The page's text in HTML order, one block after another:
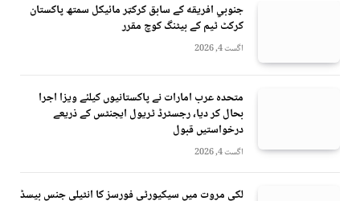
جنوبي افريقه کے سابق کرکټر مائیکل سمتھ پاکستان
کرکٹ ٹیم کے بیٹنگ کوچ مقرر
اگست 4, 2026
متحدہ عرب امارات نے پاکستانیوں کیلئے ویزا اجرا
بحال کر دیا، رجسٹرڈ ٹریول ایجنٹس کے ذریعے
درخواستیں قبول
اگست 4, 2026
لکی مروت میں سیکیورٹی فورسز کا انٹیلی جنس بیسڈ